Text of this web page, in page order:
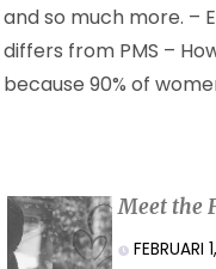
and so much more. –
differs from PMS –
because 90% of
Meet the